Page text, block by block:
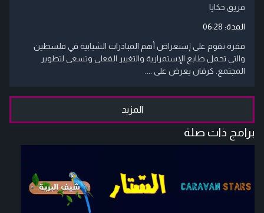
فريق حكايا
المدة: 06:28
فقرة تقوم على إستعراض أهم المبادرات الشبابية في فلسطين
والتي تحمل طابع الإستمرارية والتغيير الفعلي وتسعى لتطوير
المجتمع. كرفان يعرض على ....
المزيد
برامج ذات صلة